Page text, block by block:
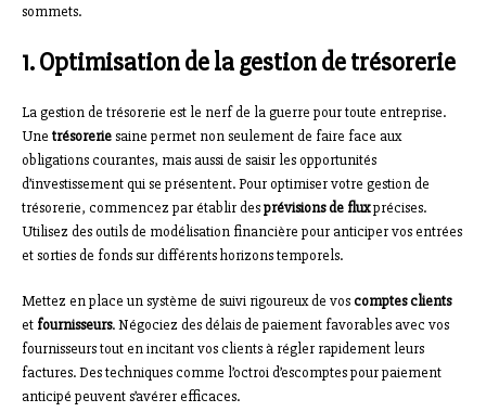
sommets.
1. Optimisation de la gestion de trésorerie
La gestion de trésorerie est le nerf de la guerre pour toute entreprise.
Une trésoreriesaine permet non seulement de faire face aux
obligations courantes, mais aussi de saisir les opportunités
d’investissement qui se présentent. Pour optimiser votre gestion de
trésorerie, commencez par établir desprévisions de fluxprécises.
Utilisez des outils de modélisation financière pour anticiper vos entrées
et sorties de fonds sur différents horizons temporels.
Mettez en place un système de suivi rigoureux de voscomptes clients
et fournisseurs. Négociez des délais de paiement favorables avec vos
fournisseurs tout en incitant vos clients à régler rapidement leurs
factures. Des techniques comme l’octroi d’escomptes pour paiement
anticipé peuvent s’avérer efficaces.